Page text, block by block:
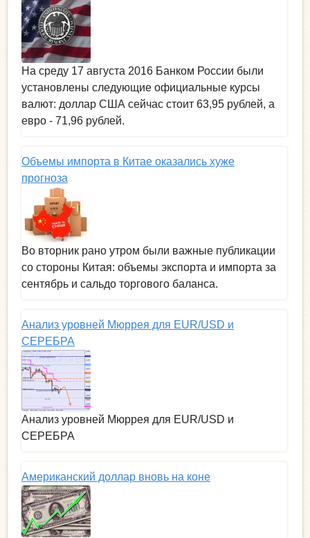
На среду 17 августа 2016 Банком России были
установлены следующие официальные курсы
валют: доллар США сейчас стоит 63,95 рублей, а
евро - 71,96 рублей.
Объемы импорта в Китае оказались хуже
прогноза
Во вторник рано утром были важные публикации
со стороны Китая: объемы экспорта и импорта за
сентябрь и сальдо торгового баланса.
Анализ уровней Мюррея для EUR/USD и
СЕРЕБРА
Анализ уровней Мюррея для EUR/USD и
СЕРЕБРА
Американский доллар вновь на коне